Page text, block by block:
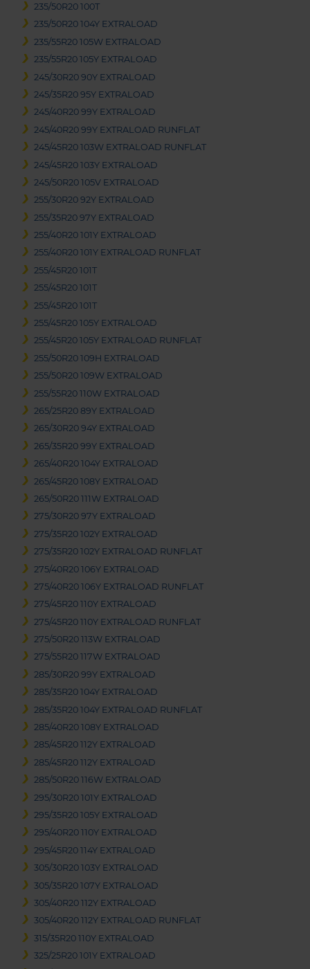
235/50R20 100T
235/50R20 104Y EXTRALOAD
235/55R20 105W EXTRALOAD
235/55R20 105Y EXTRALOAD
245/30R20 90Y EXTRALOAD
245/35R20 95Y EXTRALOAD
245/40R20 99Y EXTRALOAD
245/40R20 99Y EXTRALOAD RUNFLAT
245/45R20 103W EXTRALOAD RUNFLAT
245/45R20 103Y EXTRALOAD
245/50R20 105V EXTRALOAD
255/30R20 92Y EXTRALOAD
255/35R20 97Y EXTRALOAD
255/40R20 101Y EXTRALOAD
255/40R20 101Y EXTRALOAD RUNFLAT
255/45R20 101T
255/45R20 101T
255/45R20 101T
255/45R20 105Y EXTRALOAD
255/45R20 105Y EXTRALOAD RUNFLAT
255/50R20 109H EXTRALOAD
255/50R20 109W EXTRALOAD
255/55R20 110W EXTRALOAD
265/25R20 89Y EXTRALOAD
265/30R20 94Y EXTRALOAD
265/35R20 99Y EXTRALOAD
265/40R20 104Y EXTRALOAD
265/45R20 108Y EXTRALOAD
265/50R20 111W EXTRALOAD
275/30R20 97Y EXTRALOAD
275/35R20 102Y EXTRALOAD
275/35R20 102Y EXTRALOAD RUNFLAT
275/40R20 106Y EXTRALOAD
275/40R20 106Y EXTRALOAD RUNFLAT
275/45R20 110Y EXTRALOAD
275/45R20 110Y EXTRALOAD RUNFLAT
275/50R20 113W EXTRALOAD
275/55R20 117W EXTRALOAD
285/30R20 99Y EXTRALOAD
285/35R20 104Y EXTRALOAD
285/35R20 104Y EXTRALOAD RUNFLAT
285/40R20 108Y EXTRALOAD
285/45R20 112Y EXTRALOAD
285/45R20 112Y EXTRALOAD
285/50R20 116W EXTRALOAD
295/30R20 101Y EXTRALOAD
295/35R20 105Y EXTRALOAD
295/40R20 110Y EXTRALOAD
295/45R20 114Y EXTRALOAD
305/30R20 103Y EXTRALOAD
305/35R20 107Y EXTRALOAD
305/40R20 112Y EXTRALOAD
305/40R20 112Y EXTRALOAD RUNFLAT
315/35R20 110Y EXTRALOAD
325/25R20 101Y EXTRALOAD